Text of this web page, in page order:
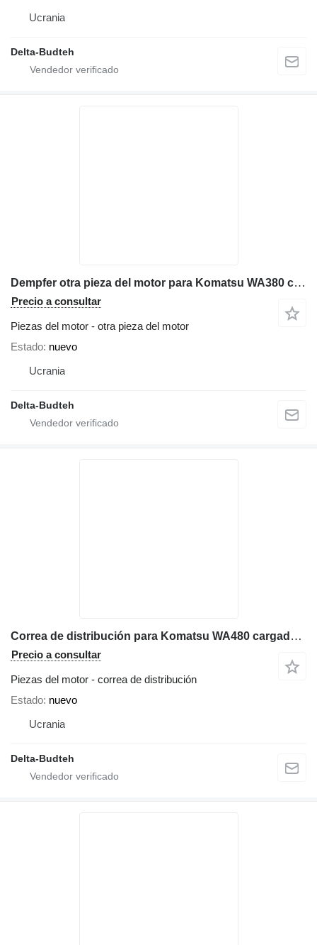
Ucrania
Delta-Budteh
Dempfer otra pieza del motor para Komatsu WA380 cargadora de ruedas
Precio a consultar
Piezas del motor - otra pieza del motor
Estado nuevo
Ucrania
Delta-Budteh
Correa de distribución para Komatsu WA480 cargadora de ruedas
Precio a consultar
Piezas del motor - correa de distribución
Estado nuevo
Ucrania
Delta-Budteh